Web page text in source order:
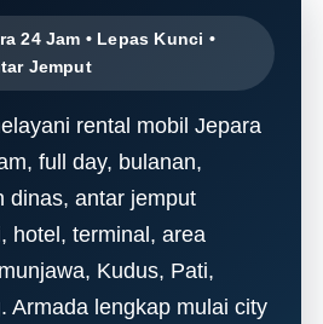
24 Jam • Lepas Kunci •
Jemput
rental mobil Jepara
full day, bulanan,
dinas, antar jemput
hotel, terminal, area
Kudus, Pati,
Armada lengkap mulai city